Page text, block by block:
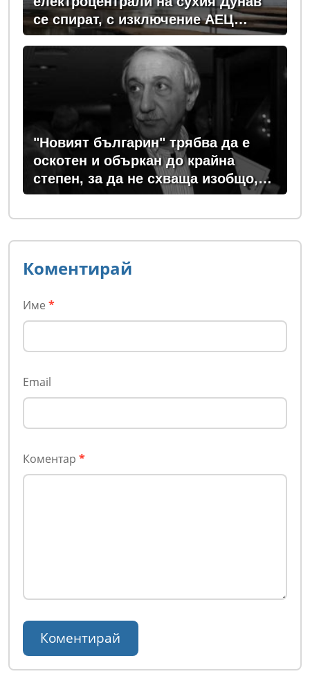
се спират, с изключение АЕЦ
"Козлодуй"?
"Новият българин" трябва да е
оскотен и объркан до крайна
степен, за да не схваща изобщо,
какви хора се упражняват с него
Коментирай
Име *
Email
Коментар *